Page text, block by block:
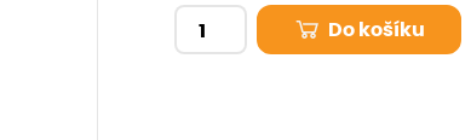
Do košíku